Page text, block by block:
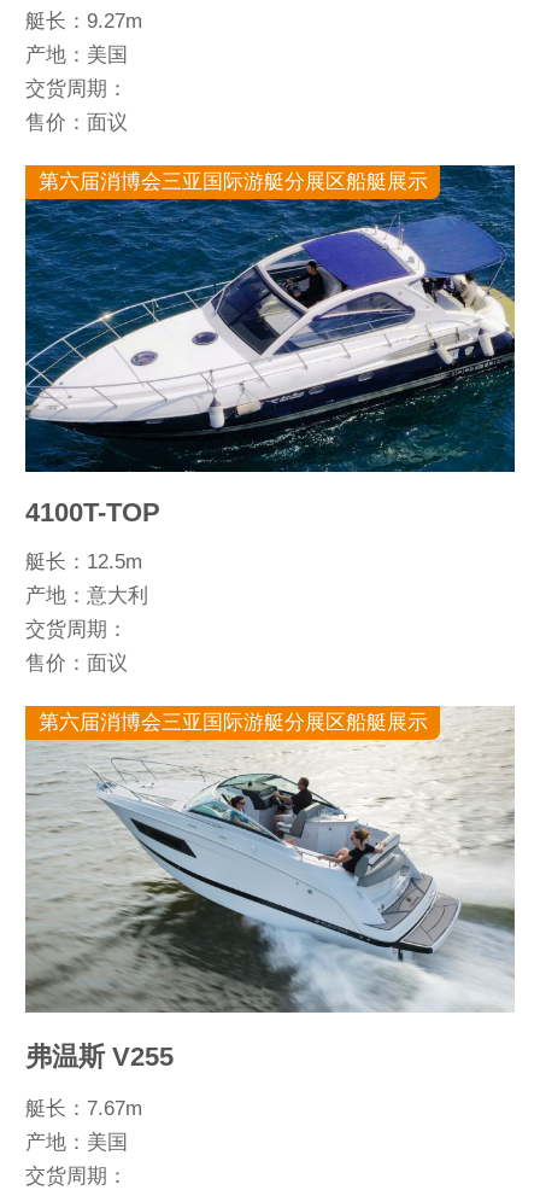
艇长：9.27m
产地：美国
交货周期：
售价：面议
第六届消博会三亚国际游艇分展区船艇展示
4100T-TOP
艇长：12.5m
产地：意大利
交货周期：
售价：面议
第六届消博会三亚国际游艇分展区船艇展示
弗温斯 V255
艇长：7.67m
产地：美国
交货周期：